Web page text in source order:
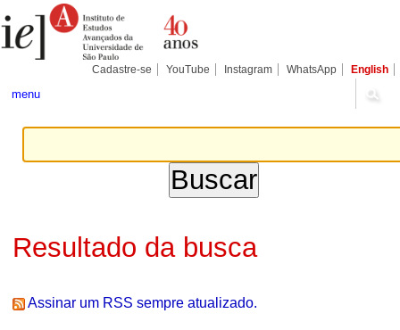
para
conteúdo.
Pessoais
Cadastre-se YouTube Instagram WhatsApp English
menu
Resultado da busca
Assinar um RSS sempre atualizado.